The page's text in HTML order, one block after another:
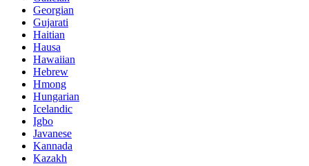
Georgian
Gujarati
Haitian
Hausa
Hawaiian
Hebrew
Hmong
Hungarian
Icelandic
Igbo
Javanese
Kannada
Kazakh